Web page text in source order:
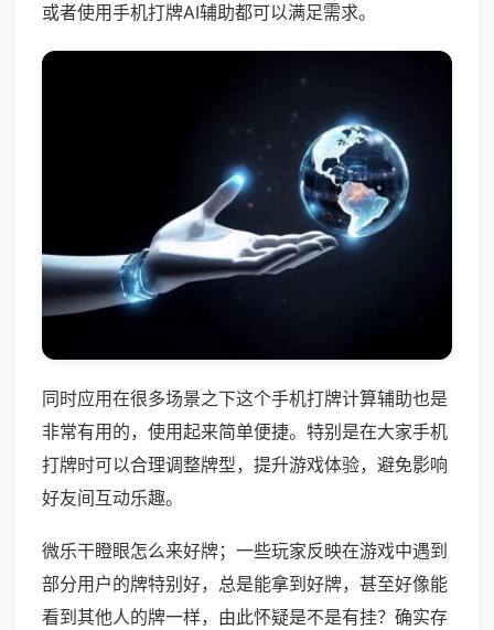
或者使用手机打牌AI辅助都可以满足需求。
同时应用在很多场景之下这个手机打牌计算辅助也是
非常有用的，使用起来简单便捷。特别是在大家手机
打牌时可以合理调整牌型，提升游戏体验，避免影响
好友间互动乐趣。
微乐干瞪眼怎么来好牌；一些玩家反映在游戏中遇到
部分用户的牌特别好，总是能拿到好牌，甚至好像能
看到其他人的牌一样，由此怀疑是不是有挂？确实存